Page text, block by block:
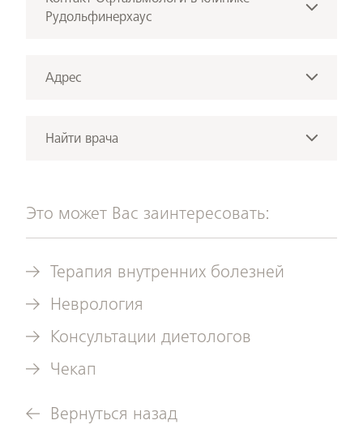
Рудольфинерхаус
Позвонить
Адрес
1190 Вена
Найти врача
направления
Это может Вас заинтересовать:
Терапия внутренних болезней
Неврология
Консультации диетологов
Чекап
Вернуться назад